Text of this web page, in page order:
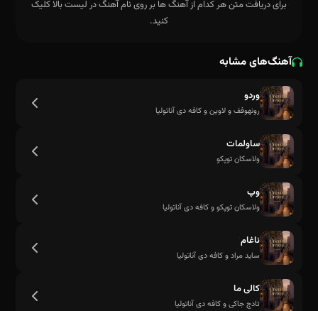
برای دریافت متن هر کدام از آهنگ ها بر روی نام آهنگ در لیست بالا کلیک
کنید.
آهنگ‌های مشابه
وردو
رونهوفف و لاوین و کافه دی آناتولیا
ساولمات
ولاسکان توپکو
وپ
ولاسکان توپکو و کافه دی آناتولیا
ناغام
ساید مراد و کافه دی آناتولیا
کالی ما
تادج جاکی و کافه دی آناتولیا